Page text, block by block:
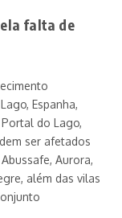
falta de
Espanha,
Portal do Lago,
ser afetados
Aurora,
além das vilas